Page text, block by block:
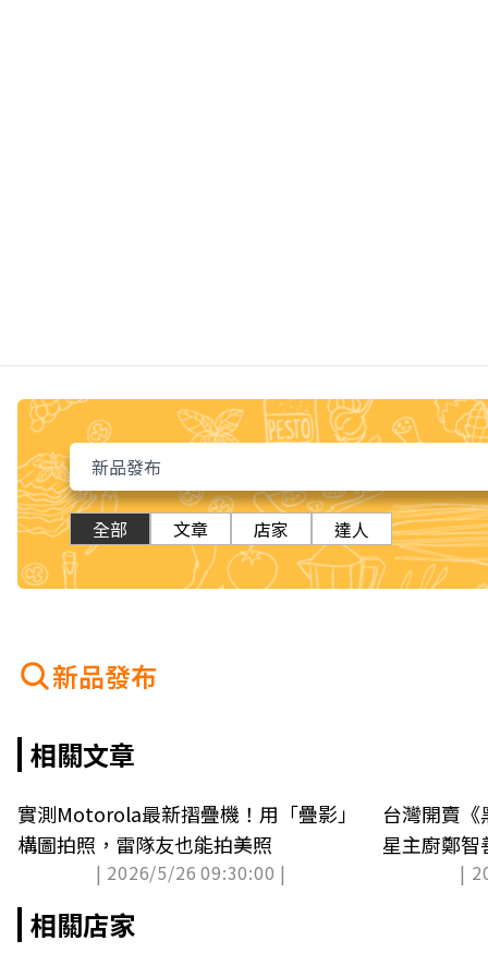
全部 文章 店家 達人
新品發布
相關文章
實測Motorola最新摺疊機！用「疊影」
構圖拍照，雷隊友也能拍美照
| 2026/5/26 09:30:00 |
台灣開賣
星主廚鄭智
|
相關店家